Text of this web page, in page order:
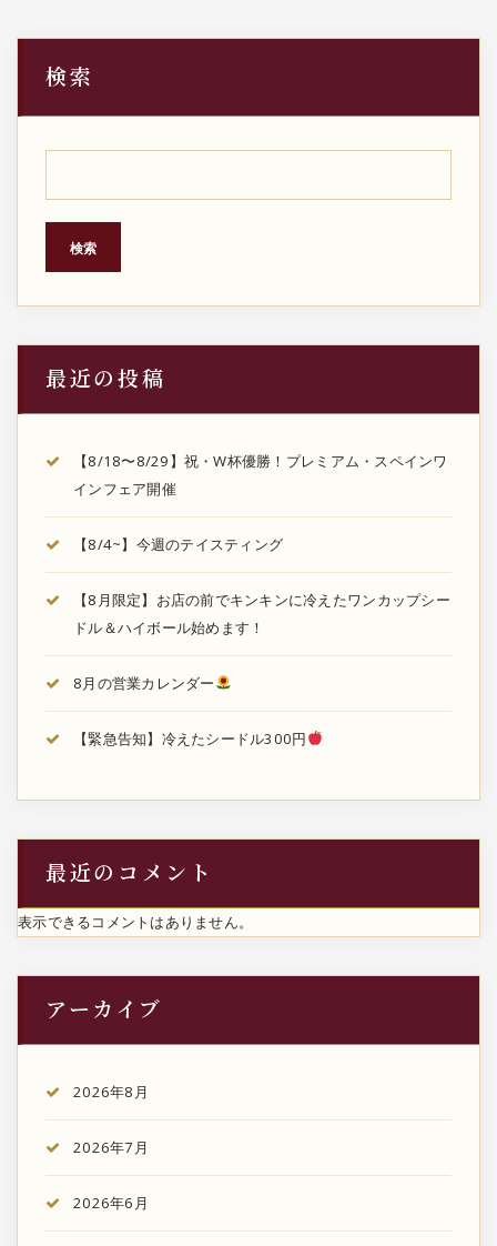
検索
検索
最近の投稿
【8/18〜8/29】祝・W杯優勝！プレミアム・スペインワ
インフェア開催
【8/4~】今週のテイスティング
【8月限定】お店の前でキンキンに冷えたワンカップシー
ドル＆ハイボール始めます！
8月の営業カレンダー
【緊急告知】冷えたシードル300円
最近のコメント
表示できるコメントはありません。
アーカイブ
2026年8月
2026年7月
2026年6月